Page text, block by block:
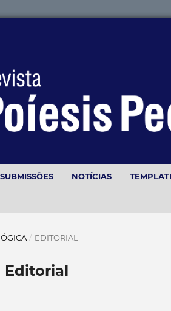
SUBMISSÕES NOTÍCIAS
/ EDITORIAL
Editorial